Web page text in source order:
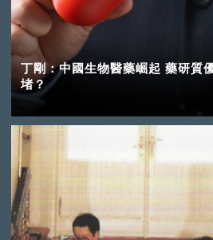
丁剛：中國生物醫藥崛起 藥研質
堵？